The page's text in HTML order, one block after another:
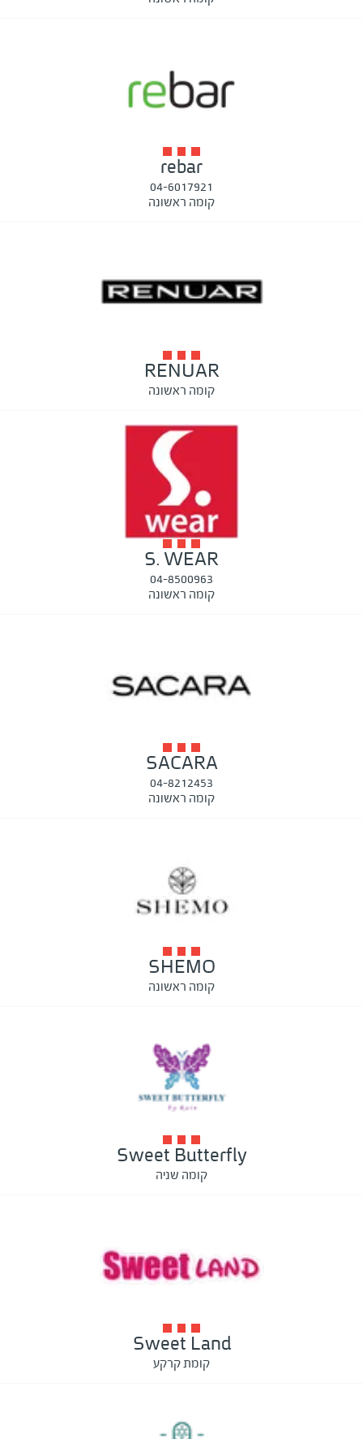
rebar
04-6017921
קומה ראשונה
RENUAR
קומה ראשונה
S. WEAR
04-8500963
קומה ראשונה
SACARA
04-8212453
קומה ראשונה
SHEMO
קומה ראשונה
Sweet Butterfly
קומה שניה
Sweet Land
קומת קרקע